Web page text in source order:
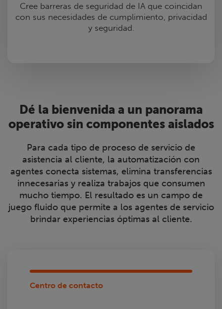
Cree barreras de seguridad de IA que coincidan
con sus necesidades de cumplimiento, privacidad
y seguridad.
Dé la bienvenida a un panorama
operativo sin componentes aislados
Para cada tipo de proceso de servicio de
asistencia al cliente, la automatización con
agentes conecta sistemas, elimina transferencias
innecesarias y realiza trabajos que consumen
mucho tiempo. El resultado es un campo de
juego fluido que permite a los agentes de servicio
brindar experiencias óptimas al cliente.
Centro de contacto